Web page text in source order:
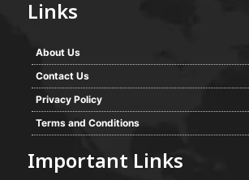
Links
About Us
Contact Us
Privacy Policy
Terms and Conditions
Important Links